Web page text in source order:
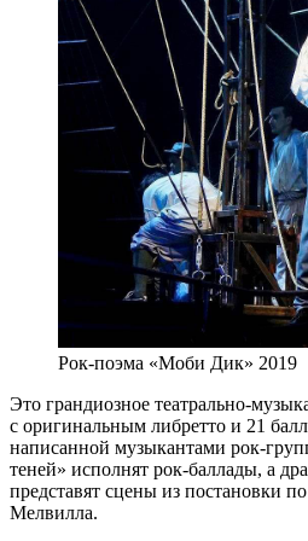
Рок-поэма «Моби Дик» 2019
Это грандиозное театрально-
с оригинальным либретто и 21
написанной музыкантами рок-
теней» исполнят рок-баллады, а
представят сцены из постановки
Мелвилла.